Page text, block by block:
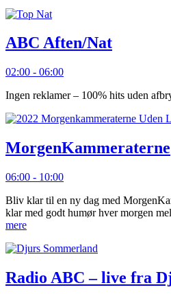
ABC Aften/Nat
02:00 - 06:00
Ingen reklamer – 100% hits uden
MorgenKammeraterne
06:00 - 10:00
Bliv klar til en ny dag med
klar med godt humør hver morgen
mere
Radio ABC – live fra